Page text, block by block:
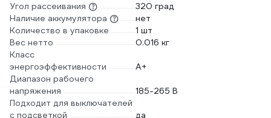
Угол рассеивания
320 град
Наличие аккумулятора
нет
Количество в упаковке
1 шт
Вес нетто
0.016 кг
Класс
энергоэффективности
A+
Диапазон рабочего
напряжения
185-265 В
Подходит для выключателей
с подсветкой
да